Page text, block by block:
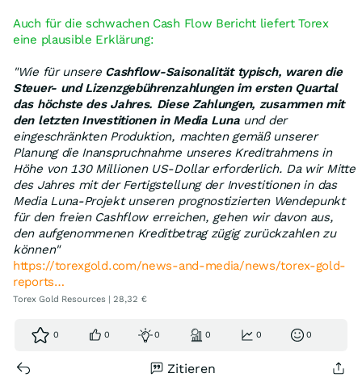
Auch für die schwachen Cash Flow Bericht liefert Torex
eine plausible Erklärung:
"Wie für unsere Cashflow-Saisonalität typisch, waren die
Steuer- und Lizenzgebührenzahlungen im ersten Quartal
das höchste des Jahres. Diese Zahlungen, zusammen mit
den letzten Investitionen in Media Lunaund der
eingeschränkten Produktion, machten gemäß unserer
Planung die Inanspruchnahme unseres Kreditrahmens in
Höhe von 130 Millionen US-Dollar erforderlich. Da wir Mitte
des Jahres mit der Fertigstellung der Investitionen in das
Media Luna-Projekt unseren prognostizierten Wendepunkt
für den freien Cashflow erreichen, gehen wir davon aus,
den aufgenommenen Kreditbetrag zügig zurückzahlen zu
können"
https://torexgold.com/news-and-media/news/torex-gold-
reports…
Torex Gold Resources | 28,32 €
0 0 0 0 0 0
Zitieren